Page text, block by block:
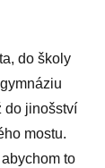
do školy
do jinošství
mostu.
to